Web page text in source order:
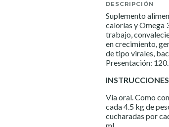
DESCRIPCIÓN
Suplemento
calorías y Omega
trabajo,
en crecimiento,
de tipo virales,
Presentación:
Vía oral. Como
cada 4.5 kg de
cucharadas por